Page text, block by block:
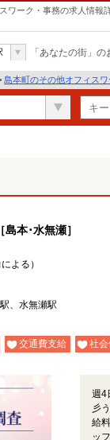
ワーク・事務の求人情報
「あなたの街」
島本町のその他オフィス
本･水無瀬］
よる）
、水無瀬駅
交通費支給 社会
週4
彡
給
ッ